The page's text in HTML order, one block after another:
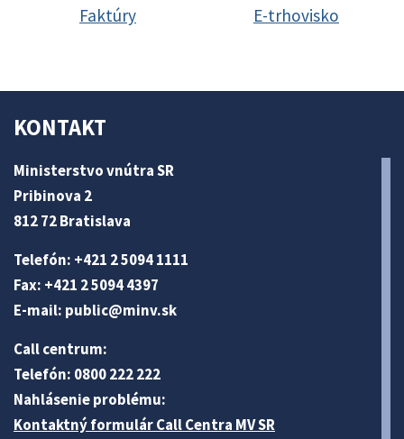
Faktúry E-trhovisko
KONTAKT
Ministerstvo vnútra SR
Pribinova 2
812 72 Bratislava
Telefón: +421 2 5094 1111
Fax: +421 2 5094 4397
E-mail: public@minv.sk
Call centrum:
Telefón: 0800 222 222
Nahlásenie problému:
Kontaktný formulár Call Centra MV SR